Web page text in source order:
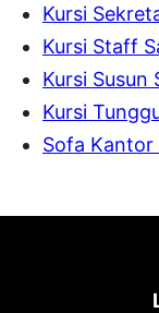
Kursi
Kursi Staff
Kursi Susun
Kursi
Sofa Kantor